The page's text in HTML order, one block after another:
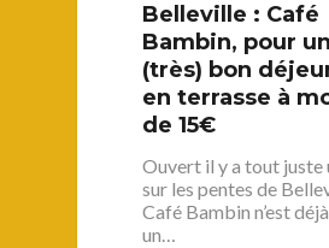
Belleville : Café
Bambin, pour un
(très) bon
en terrasse à
de 15€
Ouvert il y a tout juste
sur les pentes de
Café Bambin n’est
un…